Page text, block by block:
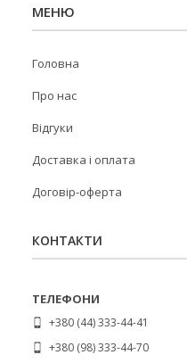
Головна
Про нас
Відгуки
Доставка і оплата
Договір-оферта
КОНТАКТИ
+380 (44) 333-44-41
+380 (98) 333-44-70